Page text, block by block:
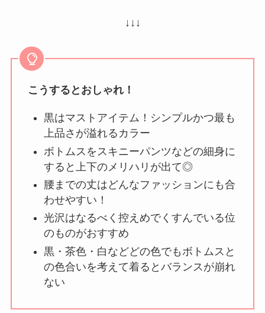
↓↓↓
こうするとおしゃれ！
黒はマストアイテム！シンプルかつ最も
上品さが溢れるカラー
ボトムスをスキニーパンツなどの細身に
すると上下のメリハリが出て◎
腰までの丈はどんなファッションにも合
わせやすい！
光沢はなるべく控えめでくすんでいる位
のものがおすすめ
黒・茶色・白などどの色でもボトムスと
の色合いを考えて着るとバランスが崩れ
ない